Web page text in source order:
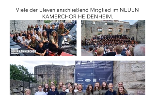
Viele der Eleven anschließend Mitglied im NEUEN
KAMERCHOR HEIDENHEIM.